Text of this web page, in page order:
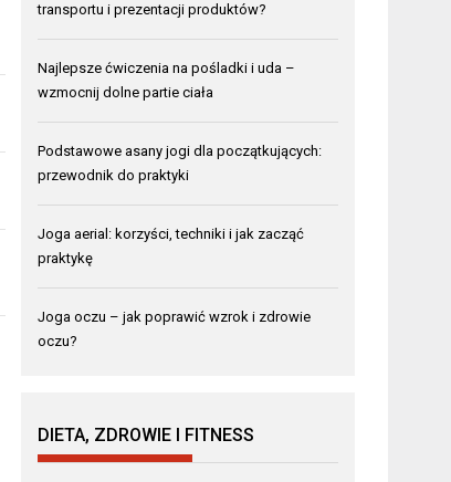
transportu i prezentacji produktów?
Najlepsze ćwiczenia na pośladki i uda –
wzmocnij dolne partie ciała
Podstawowe asany jogi dla początkujących:
przewodnik do praktyki
Joga aerial: korzyści, techniki i jak zacząć
praktykę
Joga oczu – jak poprawić wzrok i zdrowie
oczu?
DIETA, ZDROWIE I FITNESS